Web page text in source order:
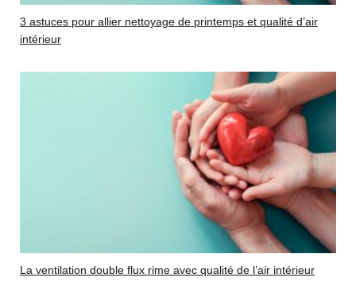
3 astuces pour allier nettoyage de printemps et qualité d’air
intérieur
La ventilation double flux rime avec qualité de l’air intérieur